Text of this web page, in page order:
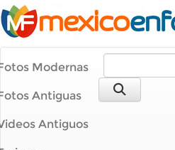
Modernas
Antiguas
Antiguos